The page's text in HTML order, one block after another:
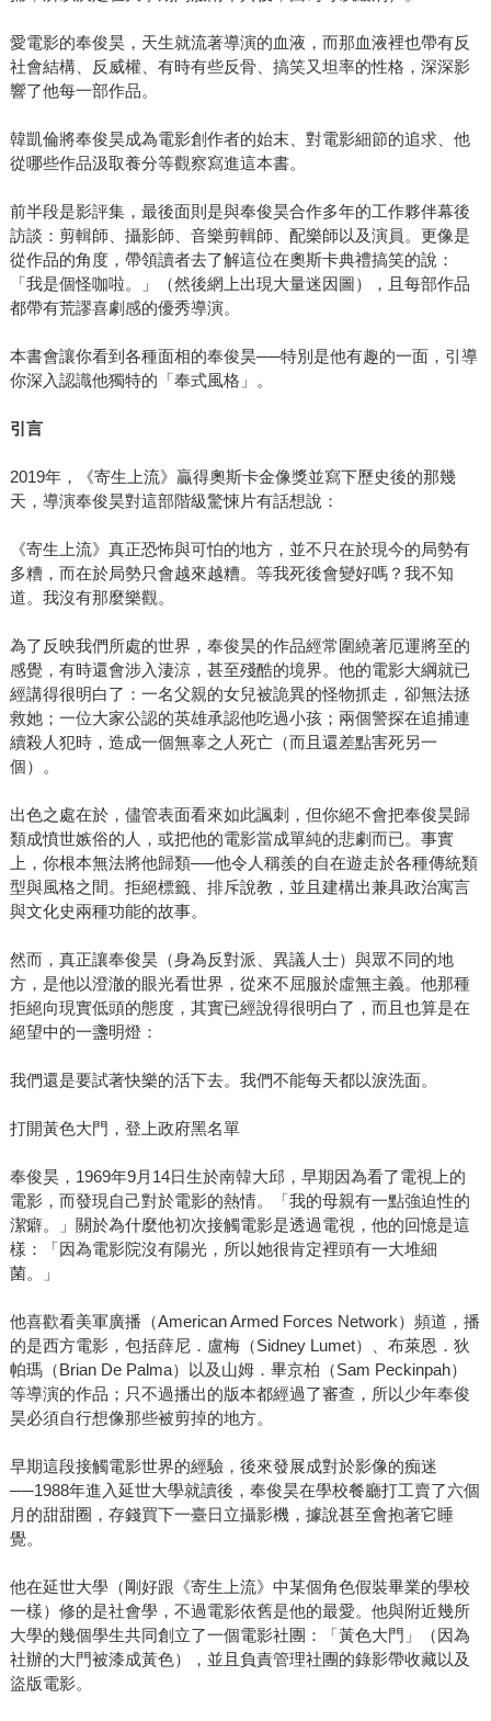
愛電影的奉俊昊，天生就流著導演的血液，而那血液裡也帶有反
社會結構、反威權、有時有些反骨、搞笑又坦率的性格，深深影
響了他每一部作品。
韓凱倫將奉俊昊成為電影創作者的始末、對電影細節的追求、他
從哪些作品汲取養分等觀察寫進這本書。
前半段是影評集，最後面則是與奉俊昊合作多年的工作夥伴幕後
訪談：剪輯師、攝影師、音樂剪輯師、配樂師以及演員。更像是
從作品的角度，帶領讀者去了解這位在奧斯卡典禮搞笑的說：
「我是個怪咖啦。」（然後網上出現大量迷因圖），且每部作品
都帶有荒謬喜劇感的優秀導演。
本書會讓你看到各種面相的奉俊昊──特別是他有趣的一面，引導
你深入認識他獨特的「奉式風格」。
引言
2019年，《寄生上流》贏得奧斯卡金像獎並寫下歷史後的那幾
天，導演奉俊昊對這部階級驚悚片有話想說：
《寄生上流》真正恐怖與可怕的地方，並不只在於現今的局勢有
多糟，而在於局勢只會越來越糟。等我死後會變好嗎？我不知
道。我沒有那麼樂觀。
為了反映我們所處的世界，奉俊昊的作品經常圍繞著厄運將至的
感覺，有時還會涉入淒涼，甚至殘酷的境界。他的電影大綱就已
經講得很明白了：一名父親的女兒被詭異的怪物抓走，卻無法拯
救她；一位大家公認的英雄承認他吃過小孩；兩個警探在追捕連
續殺人犯時，造成一個無辜之人死亡（而且還差點害死另一
個）。
出色之處在於，儘管表面看來如此諷刺，但你絕不會把奉俊昊歸
類成憤世嫉俗的人，或把他的電影當成單純的悲劇而已。事實
上，你根本無法將他歸類──他令人稱羨的自在遊走於各種傳統類
型與風格之間。拒絕標籤、排斥說教，並且建構出兼具政治寓言
與文化史兩種功能的故事。
然而，真正讓奉俊昊（身為反對派、異議人士）與眾不同的地
方，是他以澄澈的眼光看世界，從來不屈服於虛無主義。他那種
拒絕向現實低頭的態度，其實已經說得很明白了，而且也算是在
絕望中的一盞明燈：
我們還是要試著快樂的活下去。我們不能每天都以淚洗面。
打開黃色大門，登上政府黑名單
奉俊昊，1969年9月14日生於南韓大邱，早期因為看了電視上的
電影，而發現自己對於電影的熱情。「我的母親有一點強迫性的
潔癖。」關於為什麼他初次接觸電影是透過電視，他的回憶是這
樣：「因為電影院沒有陽光，所以她很肯定裡頭有一大堆細
菌。」
他喜歡看美軍廣播（American Armed Forces Network）頻道，播
的是西方電影，包括薛尼．盧梅（Sidney Lumet）、布萊恩．狄
帕瑪（Brian De Palma）以及山姆．畢京柏（Sam Peckinpah）
等導演的作品；只不過播出的版本都經過了審查，所以少年奉俊
昊必須自行想像那些被剪掉的地方。
早期這段接觸電影世界的經驗，後來發展成對於影像的痴迷
──1988年進入延世大學就讀後，奉俊昊在學校餐廳打工賣了六個
月的甜甜圈，存錢買下一臺日立攝影機，據說甚至會抱著它睡
覺。
他在延世大學（剛好跟《寄生上流》中某個角色假裝畢業的學校
一樣）修的是社會學，不過電影依舊是他的最愛。他與附近幾所
大學的幾個學生共同創立了一個電影社團：「黃色大門」（因為
社辦的大門被漆成黃色），並且負責管理社團的錄影帶收藏以及
盜版電影。